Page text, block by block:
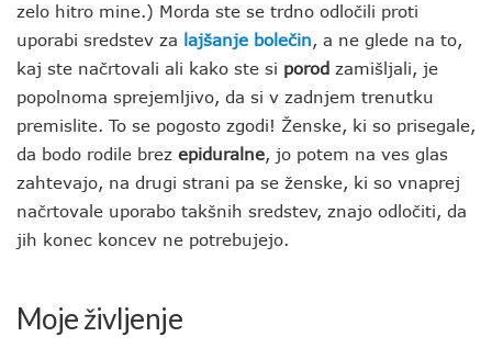
zelo hitro mine.) Morda ste se trdno odločili proti
uporabi sredstev za lajšanje bolečin, a ne glede na to,
kaj ste načrtovali ali kako ste si porod zamišljali, je
popolnoma sprejemljivo, da si v zadnjem trenutku
premislite. To se pogosto zgodi! Ženske, ki so prisegale,
da bodo rodile brez epiduralne, jo potem na ves glas
zahtevajo, na drugi strani pa se ženske, ki so vnaprej
načrtovale uporabo takšnih sredstev, znajo odločiti, da
jih konec koncev ne potrebujejo.
Moje življenje